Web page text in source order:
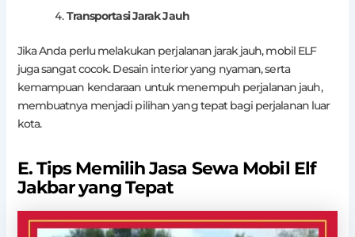
Transportasi Jarak Jauh
Jika Anda perlu melakukan perjalanan jarak jauh, mobil ELF
juga sangat cocok. Desain interior yang nyaman, serta
kemampuan kendaraan untuk menempuh perjalanan jauh,
membuatnya menjadi pilihan yang tepat bagi perjalanan luar
kota.
E. Tips Memilih Jasa Sewa Mobil Elf
Jakbar yang Tepat